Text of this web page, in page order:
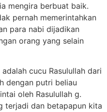
mengira berbuat baik.
pernah memerintahkan
para nabi dijadikan
orang yang selain
cucu Rasulullah dari
dengan putri beliau
oleh Rasulullah g.
terjadi dan betapapun kita